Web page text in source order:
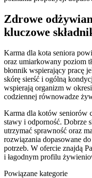
Zdrowe
kluczowe
Karma dla kota seniora
oraz umiarkowany poziom
błonnik wspierający pracę
skórę sierść i ogólną
wspierają organizm w
codziennej równowadze
Karma dla kotów seniorów
stawy i odporność. Dobrze
utrzymać sprawność oraz
rozwiązania dopasowane
potrzeb. W ofercie znajdą
i łagodnym profilu
Powiązane kategorie